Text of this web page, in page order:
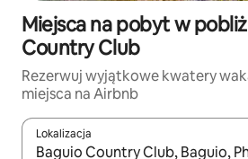
Miejsca na pobyt w
Country Club
Rezerwuj wyjątkowe kwatery
miejsca na Airbnb
Lokalizacja
Gdy wyniki będą dostępne, możesz